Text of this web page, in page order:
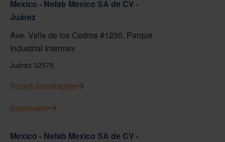
Mexico - Nefab Mexico SA de CV -
Juárez
Ave. Valle de los Cedros #1230, Parque
Industrial Intermex
Juárez 32575
Rodyti žemėlapyje
Susisiekite
Mexico - Nefab Mexico SA de CV -